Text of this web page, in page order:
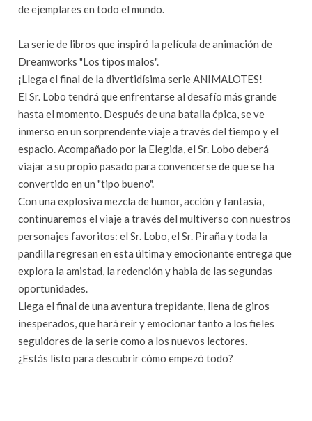
de ejemplares en todo el mundo.
La serie de libros que inspiró la película de animación de
Dreamworks "Los tipos malos".
¡Llega el final de la divertidísima serie ANIMALOTES!
El Sr. Lobo tendrá que enfrentarse al desafío más grande
hasta el momento. Después de una batalla épica, se ve
inmerso en un sorprendente viaje a través del tiempo y el
espacio. Acompañado por la Elegida, el Sr. Lobo deberá
viajar a su propio pasado para convencerse de que se ha
convertido en un "tipo bueno".
Con una explosiva mezcla de humor, acción y fantasía,
continuaremos el viaje a través del multiverso con nuestros
personajes favoritos: el Sr. Lobo, el Sr. Piraña y toda la
pandilla regresan en esta última y emocionante entrega que
explora la amistad, la redención y habla de las segundas
oportunidades.
Llega el final de una aventura trepidante, llena de giros
inesperados, que hará reír y emocionar tanto a los fieles
seguidores de la serie como a los nuevos lectores.
¿Estás listo para descubrir cómo empezó todo?